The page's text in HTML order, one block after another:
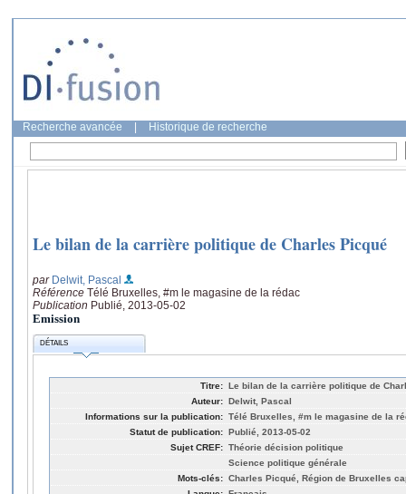
Recherche avancée Historique de recherche
Le bilan de la carrière politique de Charles Picqué
par Delwit, Pascal
Référence Télé Bruxelles, #m le magasine de la rédac
Publication Publié, 2013-05-02
Emission
DÉTAILS
Titre: Le bilan de la carrière politique de
Auteur: Delwit, Pascal
Informations sur la publication: Télé Bruxelles, #m le magasine de la
Statut de publication: Publié, 2013-05-02
Sujet CREF: Théorie décision politique
Science politique générale
Mots-clés: Charles Picqué, Région de Bruxelles